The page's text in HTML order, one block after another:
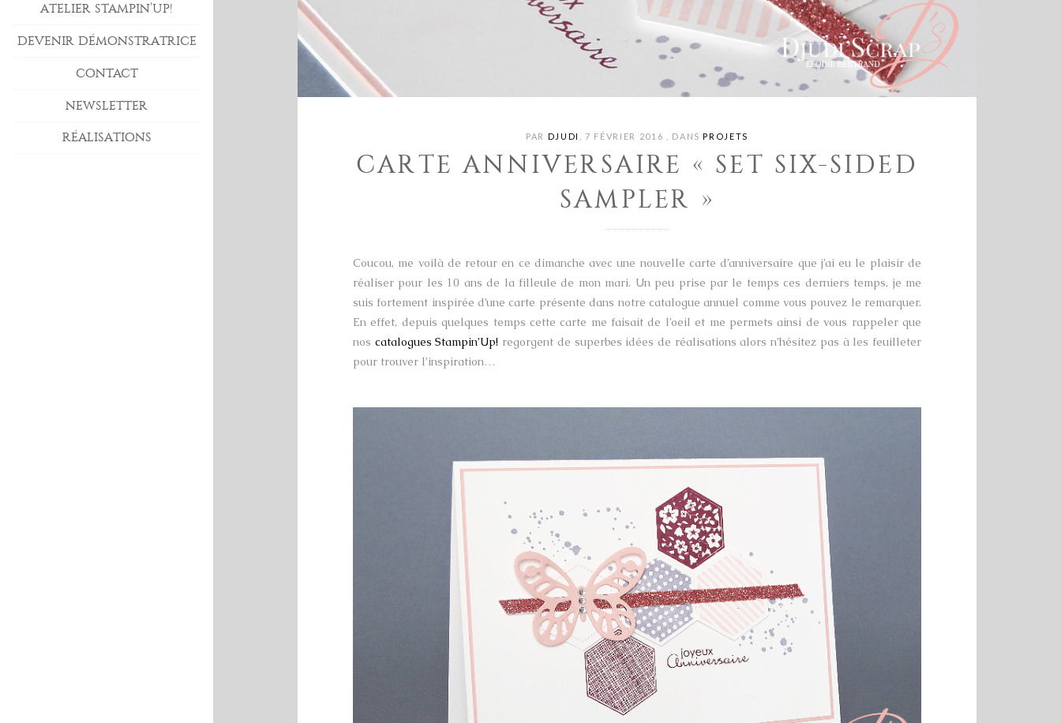
ATELIER STAMPIN’UP!
DEVENIR DÉMONSTRATRICE
CONTACT
NEWSLETTER
RÉALISATIONS PAR DJUDI ,7 FÉVRIER 2016 DANSPROJETS
CARTE ANNIVERSAIRE « SET SIX-SIDED
SAMPLER »
Coucou, me voilà de retour en ce dimanche avec une nouvelle carte d’anniversaire que j’ai eu le plaisir de
réaliser pour les 10 ans de la filleule de mon mari. Un peu prise par le temps ces derniers temps, je me
suis fortement inspirée d’une carte présente dans notre catalogue annuel comme vous pouvez le remarquer.
En effet, depuis quelques temps cette carte me faisait de l’oeil et me permets ainsi de vous rappeler que
nos catalogues Stampin’Up! regorgent de superbes idées de réalisations alors n’hésitez pas à les feuilleter
pour trouver l’inspiration…